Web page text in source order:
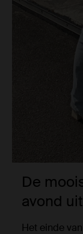
De
avond uit
Het einde